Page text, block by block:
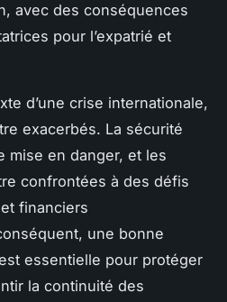
avec des conséquences
pour l’expatrié et
d’une crise internationale,
exacerbés. La sécurité
mise en danger, et les
confrontées à des défis
financiers
une bonne
essentielle pour protéger
la continuité des